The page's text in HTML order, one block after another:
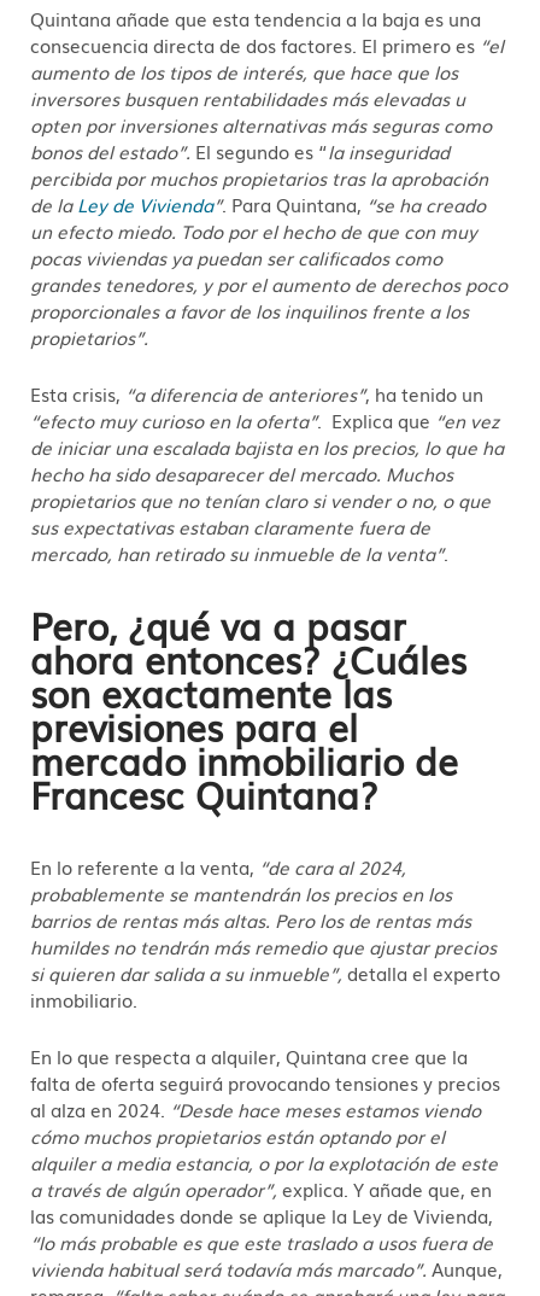
Quintana añade que esta tendencia a la baja es una
consecuencia directa de dos factores. El primero es “el
aumento de los tipos de interés, que hace que los
inversores busquen rentabilidades más elevadas u
opten por inversiones alternativas más seguras como
bonos del estado”. El segundo es “la inseguridad
percibida por muchos propietarios tras la aprobación
de laLey de Vivienda”. Para Quintana, “se ha creado
un efecto miedo. Todo por el hecho de que con muy
pocas viviendas ya puedan ser calificados como
grandes tenedores, y por el aumento de derechos poco
proporcionales a favor de los inquilinos frente a los
propietarios”.
Esta crisis, “a diferencia de anteriores”, ha tenido un
“efecto muy curioso en la oferta”. Explica que “en vez
de iniciar una escalada bajista en los precios, lo que ha
hecho ha sido desaparecer del mercado. Muchos
propietarios que no tenían claro si vender o no, o que
sus expectativas estaban claramente fuera de
mercado, han retirado su inmueble de la venta”.
Pero, ¿qué va a pasar
ahora entonces? ¿Cuáles
son exactamente las
previsiones para el
mercado inmobiliario de
Francesc Quintana?
En lo referente a la venta, “de cara al 2024,
probablemente se mantendrán los precios en los
barrios de rentas más altas. Pero los de rentas más
humildes no tendrán más remedio que ajustar precios
si quieren dar salida a su inmueble”, detalla el experto
inmobiliario.
En lo que respecta a alquiler, Quintana cree que la
falta de oferta seguirá provocando tensiones y precios
al alza en 2024. “Desde hace meses estamos viendo
cómo muchos propietarios están optando por el
alquiler a media estancia, o por la explotación de este
a través de algún operador”, explica. Y añade que, en
las comunidades donde se aplique la Ley de Vivienda,
“lo más probable es que este traslado a usos fuera de
vivienda habitual será todavía más marcado”. Aunque,